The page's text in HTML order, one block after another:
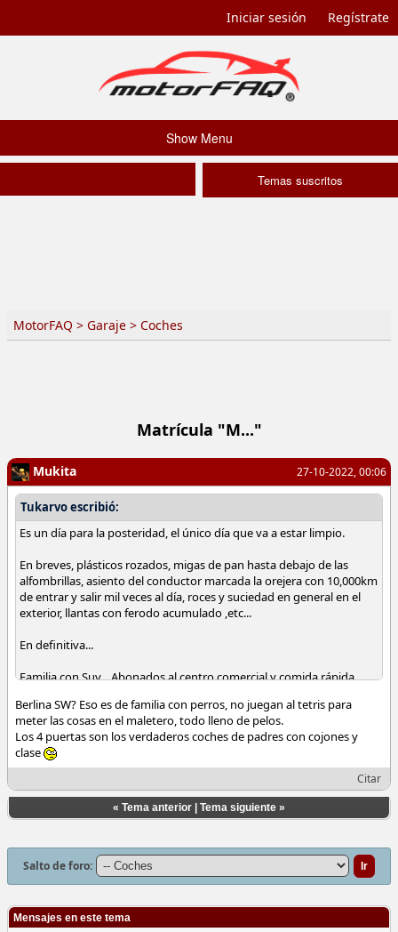
Iniciar sesión Regístrate
Show Menu
Temas suscritos
MotorFAQ > Garaje > Coches
Matrícula "M..."
27-10-2022, 00:06
Mukita
Tukarvo escribió:
Es un día para la posteridad, el único día que va a estar limpio.
En breves, plásticos rozados, migas de pan hasta debajo de las
alfombrillas, asiento del conductor marcada la orejera con 10,000km
de entrar y salir mil veces al día, roces y suciedad en general en el
exterior, llantas con ferodo acumulado ,etc...
En definitiva...
Familia con Suv... Abonados al centro comercial y comida rápida...
presentación.
Familia con Berlina SW... gente sana, educada, limpia. Dan gusto
verlos.
Berlina SW? Eso es de familia con perros, no juegan al tetris para
meter las cosas en el maletero, todo lleno de pelos.
Los 4 puertas son los verdaderos coches de padres con cojones y
clase
Citar
« Tema anterior Tema siguiente »
Salto de foro:
Mensajes en este tema